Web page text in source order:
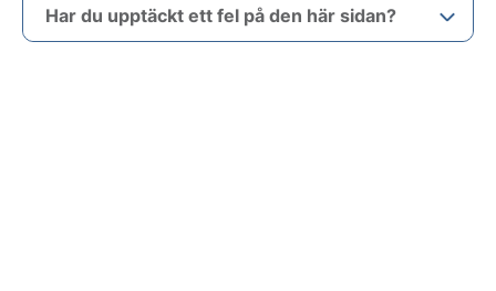
Har du upptäckt ett fel på den här sidan?